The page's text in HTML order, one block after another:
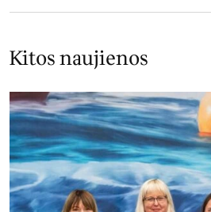
Kitos naujienos